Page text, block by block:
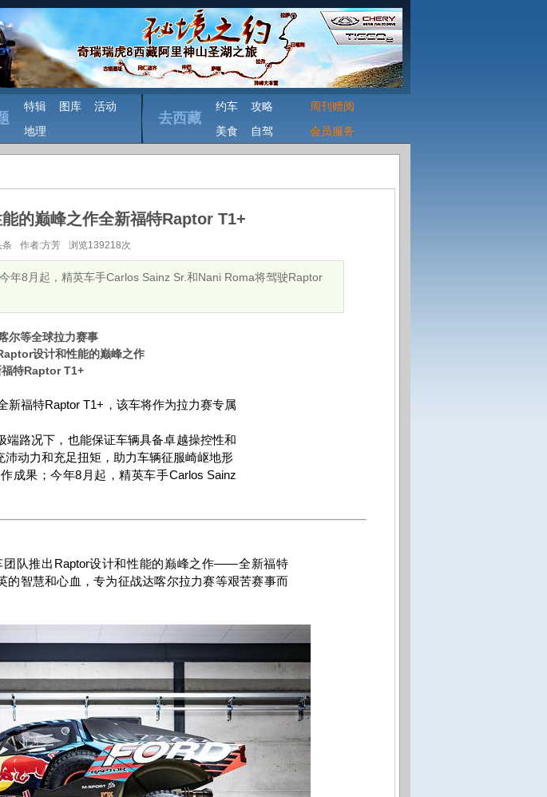
特辑 图库
活动
地理
去西藏
约车
攻略
美食
自驾
周刊赠阅
会员服务
的巅峰之作全新福特Raptor T1+
条 作者:方芳 浏览139218次
年8月起，精英车手Carlos Sainz Sr.和Nani Roma将驾驶Raptor
尔等全球拉力赛事
设计和性能的巅峰之作
特Raptor T1+
新福特Raptor T1+ ，该车将作为拉力赛专属
端路况下，也能保证车辆具备卓越操控性和
沛动力和充足扭矩，助力车辆征服崎岖地形
成果；今年8 月起，精英车手Carlos Sainz
队推出 Raptor设计和性能的巅峰之作——全新福特
的智慧和心血，专为征战达喀尔拉力赛等艰苦赛事而